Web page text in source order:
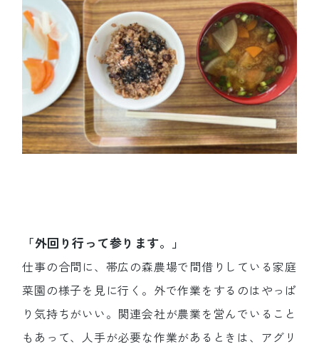
「外回り行って参ります。」
仕事の合間に、帯広の森農場で間借りしている家庭
菜園の様子を見に行く。外で作業をするのはやっぱ
り気持ちがいい。関連会社が農業を営んでいること
もあって、人手が必要な作業があるときは、アグリ